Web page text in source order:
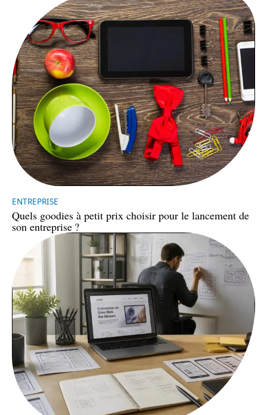
ENTREPRISE
Quels goodies à petit prix choisir pour le lancement de
son entreprise ?